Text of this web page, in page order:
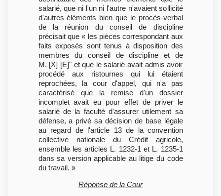
salarié, que ni l'un ni l'autre n'avaient sollicité
d'autres éléments bien que le procès-verbal
de la réunion du conseil de discipline
précisait que « les pièces correspondant aux
faits exposés sont tenus à disposition des
membres du conseil de discipline et de
M. [X] [E]" et que le salarié avait admis avoir
procédé aux ristournes qui lui étaient
reprochées, la cour d'appel, qui n'a pas
caractérisé que la remise d'un dossier
incomplet avait eu pour effet de priver le
salarié de la faculté d'assurer utilement sa
défense, a privé sa décision de base légale
au regard de l'article 13 de la convention
collective nationale du Crédit agricole,
ensemble les articles L. 1232-1 et L. 1235-1
dans sa version applicable au litige du code
du travail. »
Réponse de la Cour